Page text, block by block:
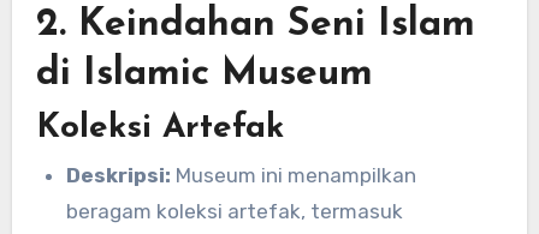
2. Keindahan Seni Islam
di Islamic Museum
Koleksi Artefak
Deskripsi: Museum ini menampilkan
beragam koleksi artefak, termasuk